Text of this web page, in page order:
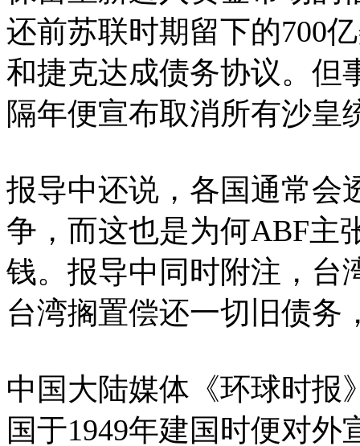
还前苏联时期留下的700
和捷克达成债务协议。但
隔年便宣布取消所有沙皇
报导中还说，各国通常会
争，而这也是为何ABF主
钱。报导中同时附注，台
台湾搁置偿还一切旧债务
中国大陆媒体《环球时报
国于1949年建国时便对